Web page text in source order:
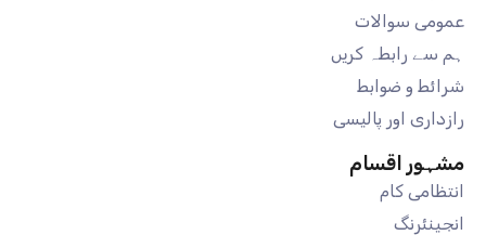
عمومی سوالات
ہم سے رابطہ کریں
شرائط و ضوابط
رازداری اور پالیسی
مشہور اقسام
انتظامی کام
انجینئرنگ